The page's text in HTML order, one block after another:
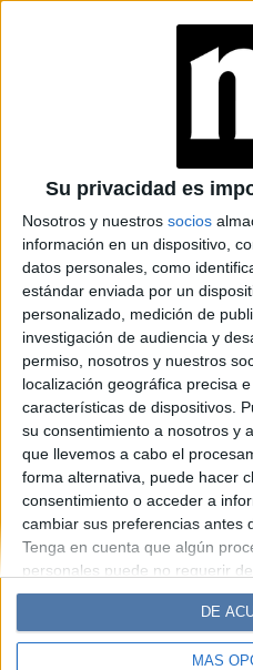
Su privacidad es
Nosotros y nuestros socios
información en un dispositivo,
datos personales, como
estándar enviada por un
personalizado, medición de
investigación de audiencia y
permiso, nosotros y nuestros
localización geográfica precisa
características de dispositivos.
su consentimiento a nosotros y
que llevemos a cabo el
forma alternativa, puede hacer
consentimiento o acceder a
cambiar sus preferencias antes
Tenga en cuenta que algún
personales puede no requerir
tiene el derecho de rechazar tal
preferencias se aplicarán solo
sus preferencias o retirar su
momento volviendo a este sitio
MÁS
DE
Juana
muestra el
el pilar de
Espacio
Diario Perfil Caras
Hombre
Weekend